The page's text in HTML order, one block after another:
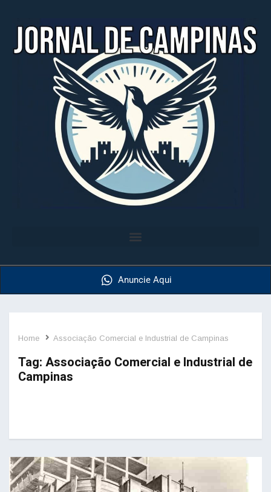
Anuncie Aqui
Home Associação Comercial e Industrial de Campinas
Tag: Associação Comercial e Industrial de
Campinas